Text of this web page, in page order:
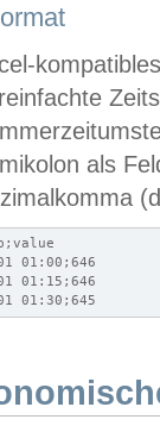
als
01:00;646
01:15;646
01:30;645